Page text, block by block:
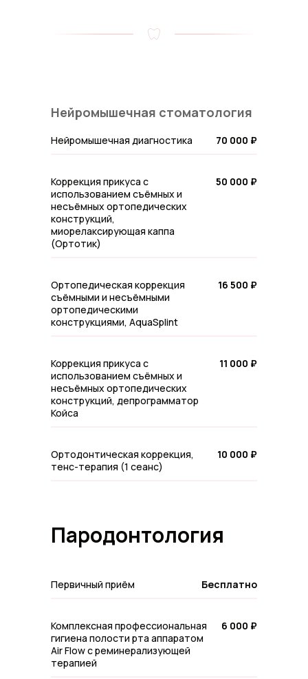
Нейромышечная стоматология
Нейромышечная диагностика 70 000 ₽
Коррекция прикуса с
использованием съёмных и
несъёмных ортопедических
конструкций,
миорелаксирующая каппа
(Ортотик)
50 000 ₽
Ортопедическая коррекция
съёмными и несъёмными
ортопедическими
конструкциями, AquaSplint
16 500 ₽
Коррекция прикуса с
использованием съёмных и
несъёмных ортопедических
конструкций, депрограмматор
Койса
11 000 ₽
Ортодонтическая коррекция,
тенс-терапия (1 сеанс)
10 000 ₽
Записаться на прием
Пародонтология
Первичный приём Бесплатно
Комплексная профессиональная
гигиена полости рта аппаратом
Air Flow с реминерализующей
терапией
6 000 ₽